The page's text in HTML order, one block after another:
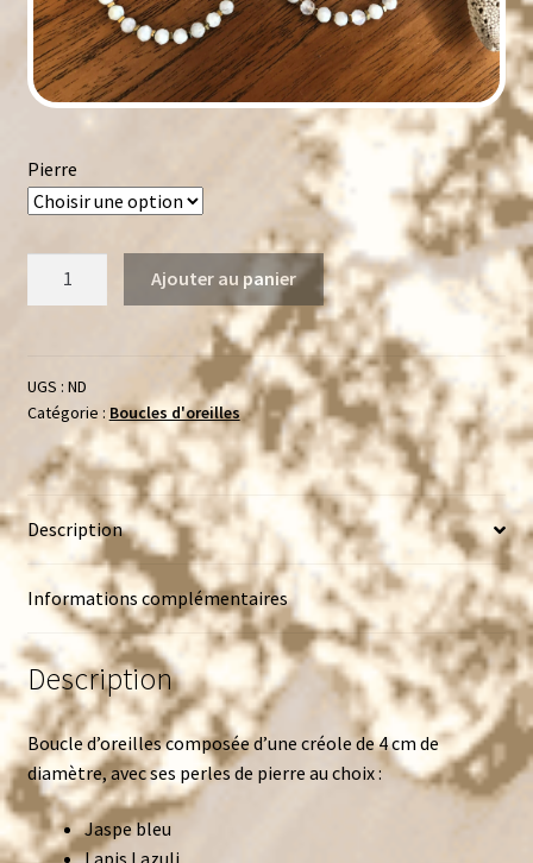
Pierre
pierre
Ajouter au panier
UGS : ND
Catégorie : Boucles d'oreilles
Description
Informations complémentaires
Description
Boucle d’oreilles composée d’une créole de 4 cm de
diamètre, avec ses perles de pierre au choix :
Jaspe bleu